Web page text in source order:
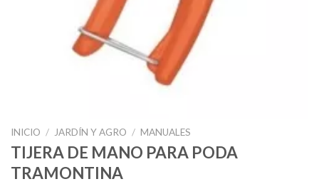
INICIO / JARDÍN Y AGRO / MANUALES
TIJERA DE MANO PARA PODA
TRAMONTINA